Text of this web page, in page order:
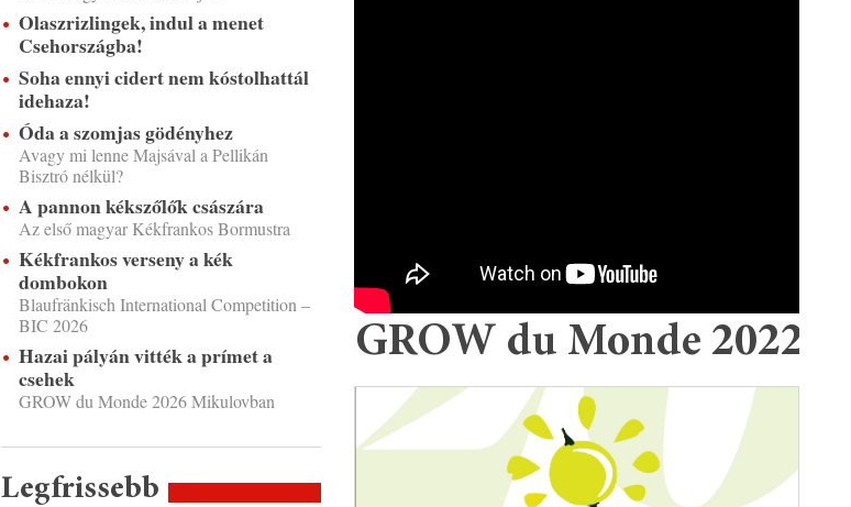
Olaszrizlingek, indul a menet
Csehországba!
Soha ennyi cidert nem kóstolhattál
idehaza!
Óda a szomjas gödényhez
Avagy mi lenne Majsával a Pellikán
Bisztró nélkül?
A pannon kékszőlők császára
Az első magyar Kékfrankos Bormustra
Kékfrankos verseny a kék
dombokon
Blaufränkisch International Competition –
BIC 2026
Hazai pályán vitték a prímet a
csehek
GROW du Monde 2026 Mikulovban
Legfrissebb
GROW du Monde 2022